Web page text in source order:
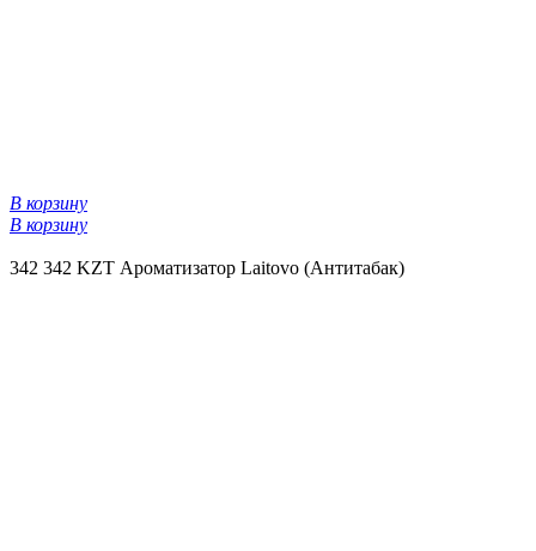
В корзину
В корзину
342 342 KZT Ароматизатор Laitovo (Антитабак)